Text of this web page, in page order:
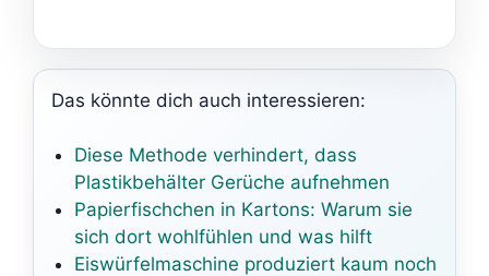
Das könnte dich auch interessieren:
Diese Methode verhindert, dass
Plastikbehälter Gerüche aufnehmen
Papierfischchen in Kartons: Warum sie
sich dort wohlfühlen und was hilft
Eiswürfelmaschine produziert kaum noch